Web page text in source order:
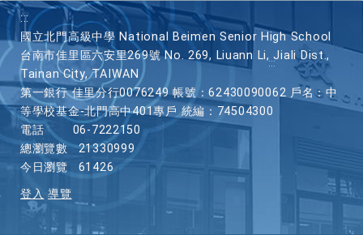
:::
國立北門高級中學 National Beimen Senior High School
台南市佳里區六安里269號 No. 269, Liuann Li, Jiali Dist.,
Tainan City, TAIWAN
第一銀行 佳里分行0076249 帳號：62430090062 戶名：中
等學校基金-北門高中401專戶 統編：74504300
電話
06-7222150
總瀏覽數
21330999
今日瀏覽
61426
登入 導覽